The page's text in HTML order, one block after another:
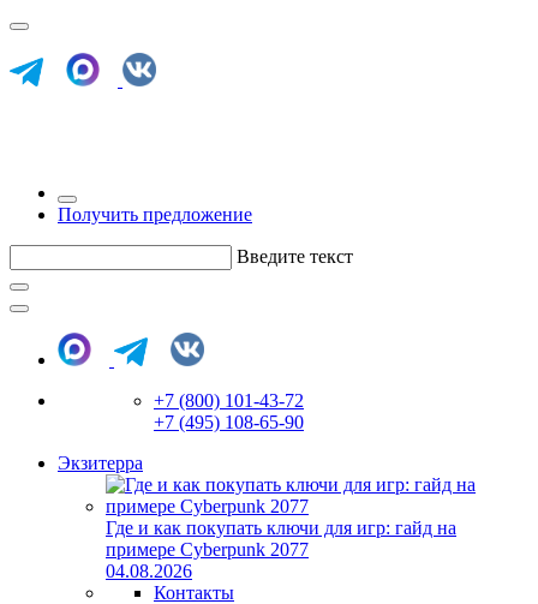
Получить предложение
Введите текст
+7 (800) 101-43-72
+7 (495) 108-65-90
Экзитерра
Где и как покупать ключи для игр: гайд на
примере Cyberpunk 2077
04.08.2026
Контакты